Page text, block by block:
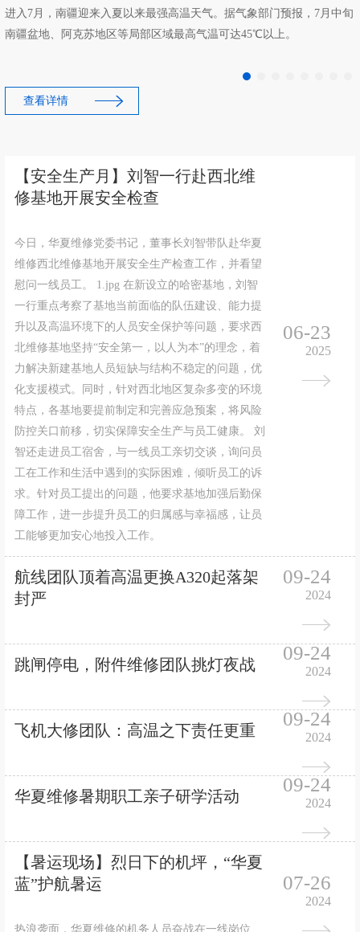
进入7月，南疆迎来入夏以来最强高温天气。据气象部门预报，7月中旬
南疆盆地、阿克苏地区等局部区域最高气温可达45℃以上。
查看详情
【安全生产月】刘智一行赴西北维
修基地开展安全检查
今日，华夏维修党委书记，董事长刘智带队赴华夏
维修西北维修基地开展安全生产检查工作，并看望
慰问一线员工。 1.jpg 在新设立的哈密基地，刘智
一行重点考察了基地当前面临的队伍建设、能力提
升以及高温环境下的人员安全保护等问题，要求西
北维修基地坚持“安全第一，以人为本”的理念，着
力解决新建基地人员短缺与结构不稳定的问题，优
化支援模式。同时，针对西北地区复杂多变的环境
特点，各基地要提前制定和完善应急预案，将风险
防控关口前移，切实保障安全生产与员工健康。 刘
智还走进员工宿舍，与一线员工亲切交谈，询问员
工在工作和生活中遇到的实际困难，倾听员工的诉
求。针对员工提出的问题，他要求基地加强后勤保
障工作，进一步提升员工的归属感与幸福感，让员
工能够更加安心地投入工作。
06-23
2025
航线团队顶着高温更换A320起落架
封严
09-24
2024
跳闸停电，附件维修团队挑灯夜战
09-24
2024
飞机大修团队：高温之下责任更重
09-24
2024
华夏维修暑期职工亲子研学活动
09-24
2024
【暑运现场】烈日下的机坪，“华夏
蓝”护航暑运
热浪袭面，华夏维修的机务人员奋战在一线岗位
07-26
2024